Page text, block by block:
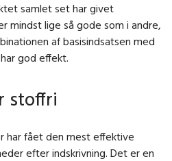
samlet set har givet
mindst lige så gode som i andre,
af basisindsatsen med
god effekt.
stoffri
har fået den mest effektive
efter indskrivning. Det er en